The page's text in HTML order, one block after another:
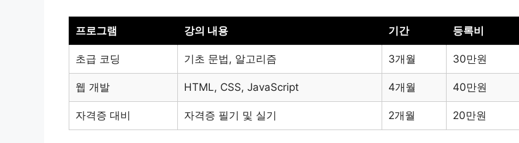
프로그램 강의 내용 기간 등록비
초급 코딩 기초 문법, 알고리즘 3개월 30만원
웹 개발 HTML, CSS, JavaScript 4개월 40만원
자격증 대비 자격증 필기 및 실기 2개월 20만원